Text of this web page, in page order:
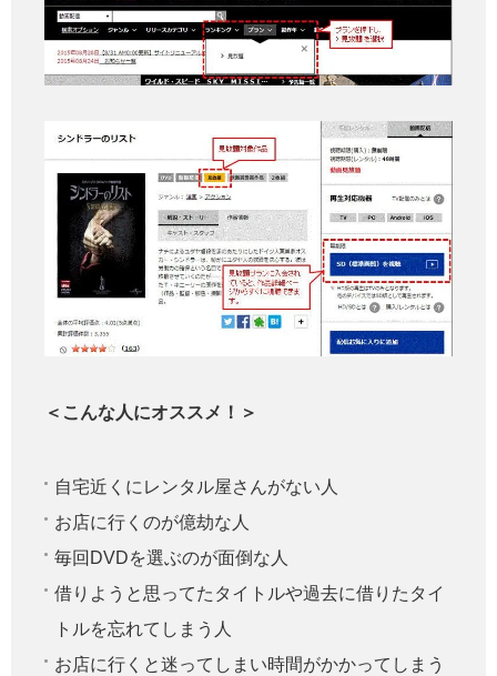
＜こんな人にオススメ！＞
自宅近くにレンタル屋さんがない人
お店に行くのが億劫な人
毎回DVDを選ぶのが面倒な人
借りようと思ってたタイトルや過去に借りたタイ
トルを忘れてしまう人
お店に行くと迷ってしまい時間がかかってしまう